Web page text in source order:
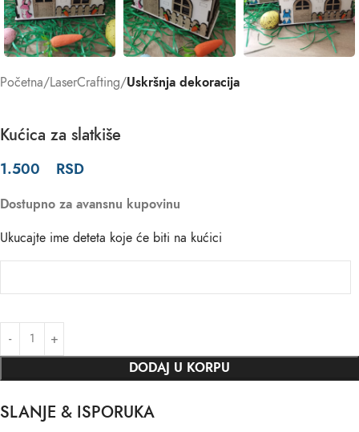
Početna LaserCrafting Uskršnja dekoracija
Kućica za slatkiše
1.500 RSD
Dostupno za avansnu kupovinu
Ukucajte ime deteta koje će biti na kućici
DODAJ U KORPU
SLANJE & ISPORUKA